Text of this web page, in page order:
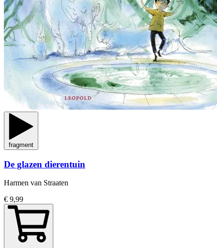
fragment
De glazen dierentuin
Harmen van Straaten
€ 9,99